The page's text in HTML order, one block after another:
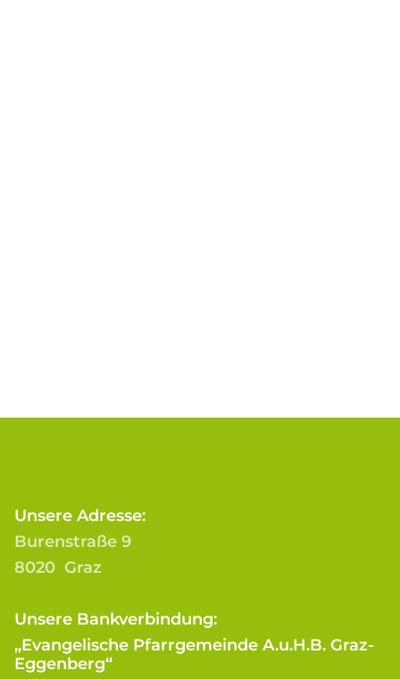
Unsere Adresse:
Burenstraße 9
8020 Graz
Unsere Bankverbindung:
„Evangelische Pfarrgemeinde A.u.H.B. Graz-
Eggenberg“